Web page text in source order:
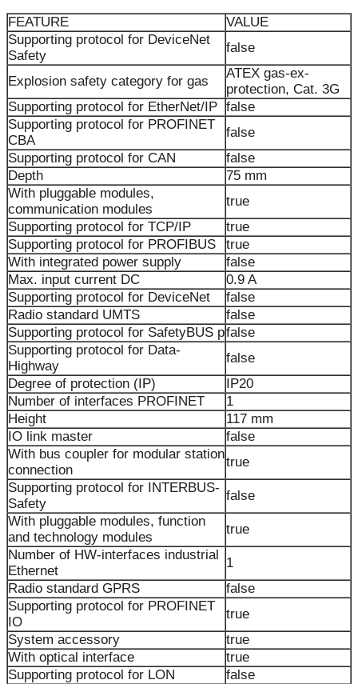
FEATURE
VALUE
Supporting protocol for DeviceNet
Safety
false
Explosion safety category for gas
ATEX gas-ex-
protection, Cat. 3G
Supporting protocol for EtherNet/IP false
Supporting protocol for PROFINET
CBA
false
Supporting protocol for CAN
false
Depth
75 mm
With pluggable modules,
communication modules
true
Supporting protocol for TCP/IP
true
Supporting protocol for PROFIBUS
true
With integrated power supply
false
Max. input current DC
0.9 A
Supporting protocol for DeviceNet
false
Radio standard UMTS
false
Supporting protocol for SafetyBUS pfalse
Supporting protocol for Data-
Highway
false
Degree of protection (IP)
IP20
Number of interfaces PROFINET
1
Height
117 mm
IO link master
false
With bus coupler for modular station
connection
true
Supporting protocol for INTERBUS-
Safety
false
With pluggable modules, function
and technology modules
true
Number of HW-interfaces industrial
Ethernet
1
Radio standard GPRS
false
Supporting protocol for PROFINET
IO
true
System accessory
true
With optical interface
true
Supporting protocol for LON
false